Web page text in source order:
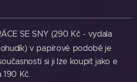
SE SNY (290 Kč - vydala
v papírové podobě je
si ji lze koupit jako e
190 Kč.